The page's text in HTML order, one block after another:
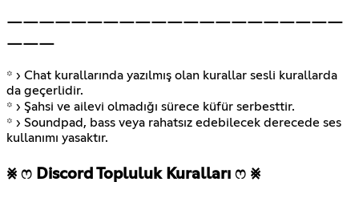
꙳ › Chat kurallarında yazılmış olan kurallar sesli kurallarda
da geçerlidir.
꙳ › Şahsi ve ailevi olmadığı sürece küfür serbesttir.
꙳ › Soundpad, bass veya rahatsız edebilecek derecede ses
⨳ ෆ Discord Topluluk Kuralları ෆ ⨳